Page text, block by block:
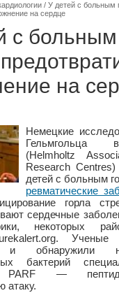
/ У детей с больным
на сердце
с
на
Немецкие
Гельмгольца
(Helmholtz
Research
детей с больным
ревматические
горла
сердечные
некоторых
Ученые
и обнаружили
бактерий
PARF —
атаку.